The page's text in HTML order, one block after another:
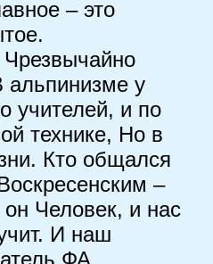
– это
альпинизме у
учителей, и по
технике, Но в
Кто общался
–
Человек, и нас
И наш